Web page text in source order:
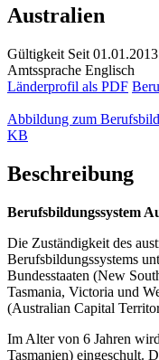
Australien
Gültigkeit Seit 01.01.2013
Amtssprache Englisch
Länderprofil als PDF
Abbildung zum
KB
Beschreibung
Berufsbildungssystem
Die Zuständigkeit des
Berufsbildungssystems
Bundesstaaten (New
Tasmania, Victoria und
(Australian Capital
Im Alter von 6 Jahren
Tasmanien) eingeschult.